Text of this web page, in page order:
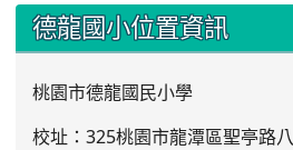
::: 德龍國小位置資訊
桃園市德龍國民小學
校址：325桃園市龍潭區聖亭路